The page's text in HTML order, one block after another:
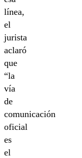
línea,
el
jurista
aclaró
que
“la
vía
de
comunicación
oficial
es
el